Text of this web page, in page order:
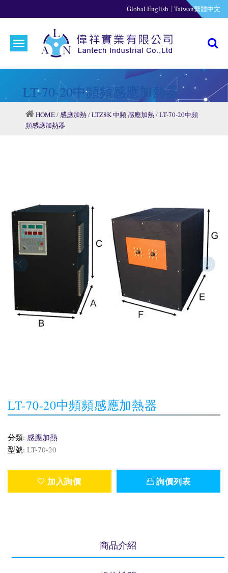
Global English | Taiwan繁體中文
LT-70-20中頻頻感應加熱器
HOME/感應加熱/LTZ8K 中頻 感應加熱/LT-70-20中頻
頻感應加熱器
LT-70-20中頻頻感應加熱器
分類: 感應加熱
型號: LT-70-20
加入詢價 詢價列表
商品介紹